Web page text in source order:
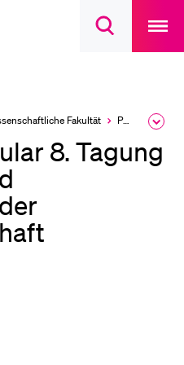
Suchdialog
main
Fakultät Professuren
8. Tagung